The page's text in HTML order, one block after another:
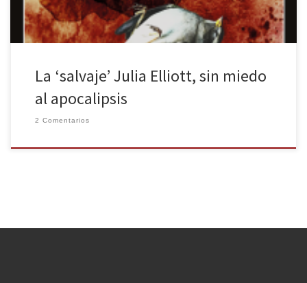
La ‘salvaje’ Julia Elliott, sin miedo
al apocalipsis
2 Comentarios